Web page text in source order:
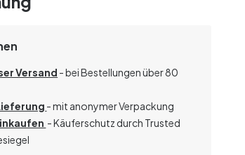
Versand - bei Bestellungen über 80
- mit anonymer Verpackung
- Käuferschutz durch Trusted